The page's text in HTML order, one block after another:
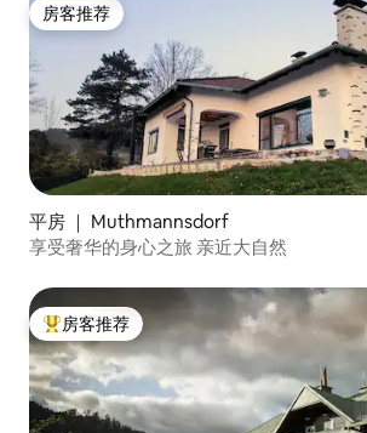
房客推荐
房客推荐
平房 ｜ Muthmannsdorf
享受奢华的身心之旅 亲近大自然
热门「房客推荐」
房客推荐